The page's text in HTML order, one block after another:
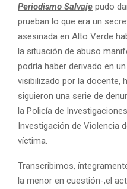
Periodismo Salvaje pudo
prueban lo que era un
asesinada en Alto Verde
la situación de abuso
podría haber derivado en
visibilizado por la docente,
siguieron una serie de
la Policía de
Investigación de Violencia
víctima.
Transcribimos,
la menor en cuestión-,el